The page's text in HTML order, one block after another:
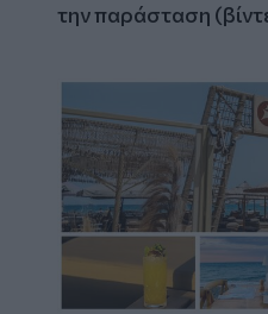
την παράσταση